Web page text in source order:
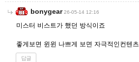
bonygear 26-05-14 12:16
미스터 비스트가 했던 방식이죠
좋게보면 윈윈 나쁘게 보면 자극적인컨텐츠
답글